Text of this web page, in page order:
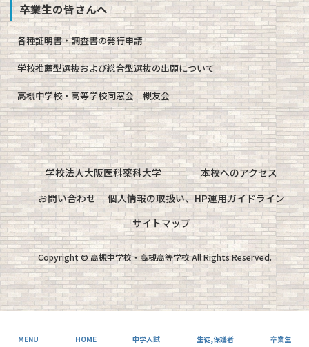
卒業生の皆さんへ
各種証明書・調査書の発行申請
学校推薦型選抜および総合型選抜の出願について
高槻中学校・高等学校同窓会 槻友会
学校法人大阪医科薬科大学
本校へのアクセス
お問い合わせ
個人情報の取扱い、HP運用ガイドライン
サイトマップ
Copyright © 高槻中学校・高槻高等学校 All Rights Reserved.
MENU HOME 中学入試 生徒,保護者 卒業生